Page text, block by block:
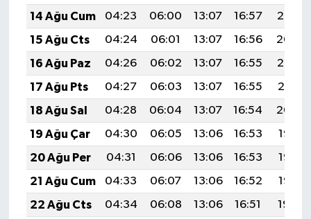
14 Ağu Cum
04:23 06:00 13:07 16:57
20:05
15 Ağu Cts
04:24 06:01 13:07 16:56
20:04
16 Ağu Paz
04:26 06:02 13:07 16:55
20:02
17 Ağu Pts
04:27 06:03 13:07 16:55
20:01
18 Ağu Sal
04:28 06:04 13:07 16:54
20:00
19 Ağu Çar
04:30 06:05 13:06 16:53
19:58
20 Ağu Per
04:31 06:06 13:06 16:53
19:57
21 Ağu Cum
04:33 06:07 13:06 16:52
19:55
22 Ağu Cts
04:34 06:08 13:06 16:51
19:54